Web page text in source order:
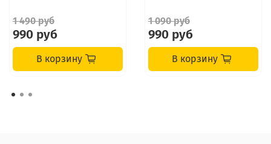
1 490 руб
990 руб
В корзину
1 090 руб
990 руб
В корзину